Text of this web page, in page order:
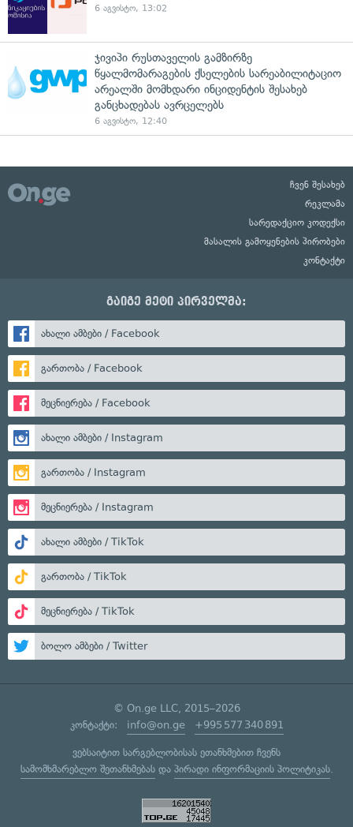
6 აგვისტო, 13:02
ჯივიპი რუსთაველის გამზირზე
წყალმომარაგების ქსელების სარეაბილიტაციო
არეალში მომხდარი ინციდენტის შესახებ
განცხადებას ავრცელებს
6 აგვისტო, 12:40
ჩვენ შესახებ
რეკლამა
სარედაქციო კოდექსი
მასალის გამოყენების პირობები
კონტაქტი
გაიგე მეტი პირველმა:
ახალი ამბები / Facebook
გართობა / Facebook
მეცნიერება / Facebook
ახალი ამბები / Instagram
გართობა / Instagram
მეცნიერება / Instagram
ახალი ამბები / TikTok
გართობა / TikTok
მეცნიერება / TikTok
ბოლო ამბები / Twitter
© On.ge LLC, 2015–2026
კონტაქტი: info@on.ge +995 577 340 891
ვებსაიტით სარგებლობისას ეთანხმებით ჩვენს
სამომხმარებლო შეთანხმებასდა პირადი ინფორმაციის პოლიტიკას.